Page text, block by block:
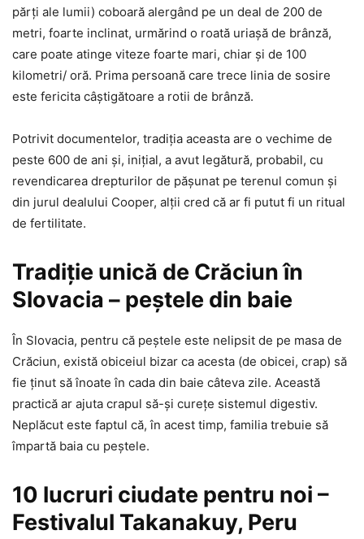
părţi ale lumii) coboară alergând pe un deal de 200 de
metri, foarte inclinat, urmărind o roată uriașă de brânză,
care poate atinge viteze foarte mari, chiar şi de 100
kilometri/ oră. Prima persoană care trece linia de sosire
este fericita câştigătoare a rotii de brânză.
Potrivit documentelor, tradiţia aceasta are o vechime de
peste 600 de ani şi, iniţial, a avut legătură, probabil, cu
revendicarea drepturilor de pășunat pe terenul comun și
din jurul dealului Cooper, alții cred că ar fi putut fi un ritual
de fertilitate.
Tradiţie unică de Crăciun în
Slovacia – peştele din baie
În Slovacia, pentru că peştele este nelipsit de pe masa de
Crăciun, există obiceiul bizar ca acesta (de obicei, crap) să
fie ţinut să înoate în cada din baie câteva zile. Această
practică ar ajuta crapul să-și curețe sistemul digestiv.
Neplăcut este faptul că, în acest timp, familia trebuie să
împartă baia cu peştele.
10 lucruri ciudate pentru noi –
Festivalul Takanakuy, Peru